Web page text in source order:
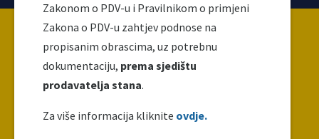
Zakonom o PDV-u i Pravilnikom o primjeni
Zakona o PDV-u zahtjev podnose na
propisanim obrascima, uz potrebnu
dokumentaciju, prema sjedištu
prodavatelja stana.
Za više informacija kliknite ovdje.
Copyright ©2026 Uprava za indirektno / neizravno
oporezivanje BiH
Ova web stranica napravljena je i održava se uz
finansijsku podršku Evropske unije. Za njen sadržaj